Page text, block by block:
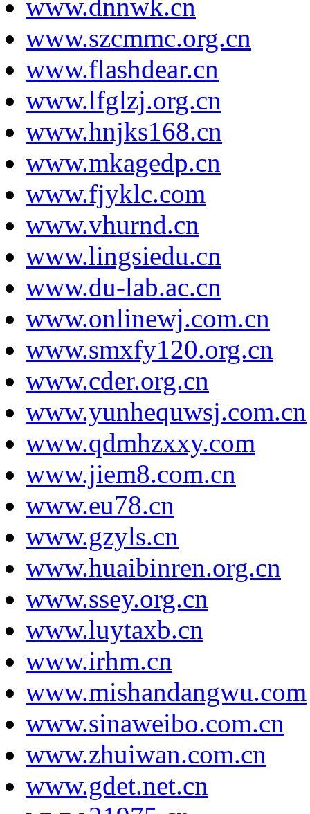
www.dnnwk.cn
www.szcmmc.org.cn
www.flashdear.cn
www.lfglzj.org.cn
www.hnjks168.cn
www.mkagedp.cn
www.fjyklc.com
www.vhurnd.cn
www.lingsiedu.cn
www.du-lab.ac.cn
www.onlinewj.com.cn
www.smxfy120.org.cn
www.cder.org.cn
www.yunhequwsj.com.cn
www.qdmhzxxy.com
www.jiem8.com.cn
www.eu78.cn
www.gzyls.cn
www.huaibinren.org.cn
www.ssey.org.cn
www.luytaxb.cn
www.irhm.cn
www.mishandangwu.com
www.sinaweibo.com.cn
www.zhuiwan.com.cn
www.gdet.net.cn